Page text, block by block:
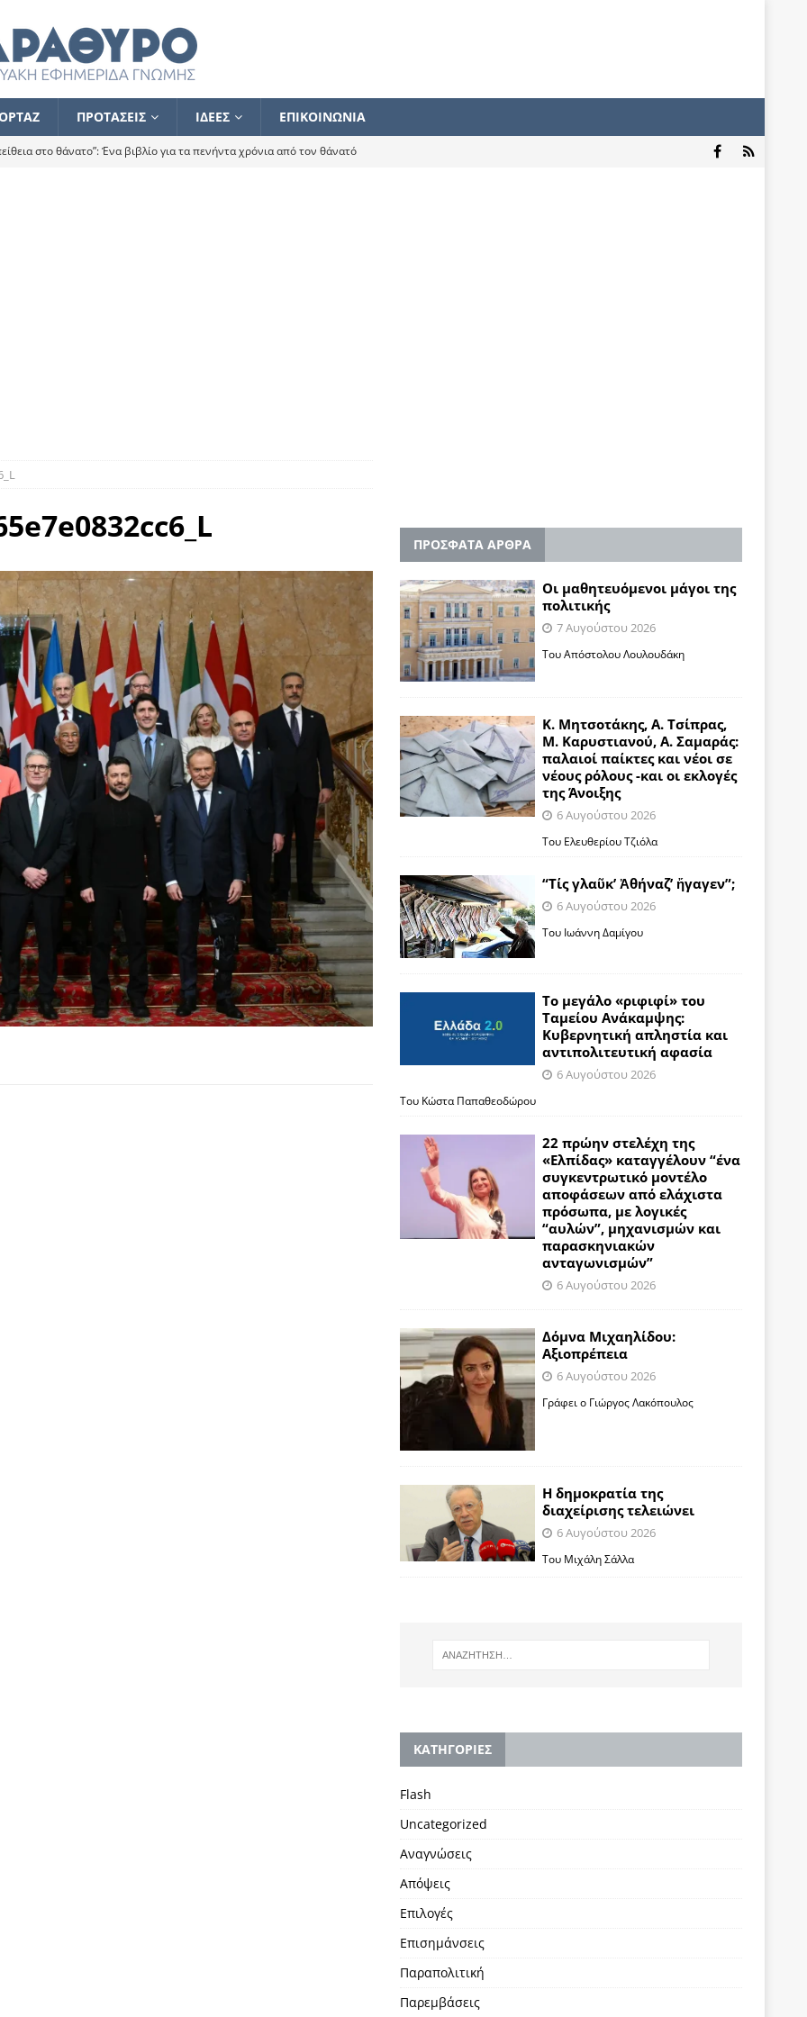
ΠΡΟΤΑΣΕΙΣ ΙΔΕΕΣ ΕΠΙΚΟΙΝΩΝΙΑ
στο θάνατο”: Ένα βιβλίο για τα πενήντα χρόνια από τον θάνατό
Ανάκαμψης: Κυβερνητική απληστία και αντιπολιτευτική αφασία
καταγγέλουν “ένα συγκεντρωτικό μοντέλο αποφάσεων από
και παρασκηνιακών ανταγωνισμών”
ΣΚΕΨΕΙΣ
ΠΡΟΒΟΛΕΣ
τελειώνει
ΠΑΡΕΜΒΑΣΕΙΣ
ΠΡΟΒΟΛΕΣ
ΑΝΑΓΝΩΣΕΙΣ
από τον Αντιδιαφωτισμό στον ψηφιακό Κοινωνικό Δαρβινισμό
βάζει τα χέρια της και βγάζει τα μάτια της
ΑΠΟΨΕΙΣ
ΗΠΑ-Σαουδικής Αραβίας
ΑΠΟΨΕΙΣ
το Σχέδιο Άτσεσον
ΑΠΟΨΕΙΣ
ΑΠΟΨΕΙΣ
ΠΡΟΒΟΛΕΣ
ΠΡΟΣΦΑΤΑ ΑΡΘΡΑ
Οι μαθητευόμενοι μάγοι της
πολιτικής
7 Αυγούστου 2026
Του Απόστολου Λουλουδάκη
Κ. Μητσοτάκης, Α. Τσίπρας,
Μ. Καρυστιανού, Α. Σαμαράς:
παλαιοί παίκτες και νέοι σε
νέους ρόλους -και οι εκλογές
της Άνοιξης
6 Αυγούστου 2026
Του Ελευθερίου Τζιόλα
“Τίς γλαῦκ’ Ἀθήναζ’ ἤγαγεν”;
6 Αυγούστου 2026
Του Ιωάννη Δαμίγου
Το μεγάλο «ριφιφί» του
Ταμείου Ανάκαμψης:
Κυβερνητική απληστία και
αντιπολιτευτική αφασία
6 Αυγούστου 2026
Του Κώστα Παπαθεοδώρου
22 πρώην στελέχη της
«Ελπίδας» καταγγέλουν “ένα
συγκεντρωτικό μοντέλο
αποφάσεων από ελάχιστα
πρόσωπα, με λογικές
“αυλών”, μηχανισμών και
παρασκηνιακών
ανταγωνισμών”
6 Αυγούστου 2026
Δόμνα Μιχαηλίδου:
Αξιοπρέπεια
6 Αυγούστου 2026
Γράφει ο Γιώργος Λακόπουλος
Η δημοκρατία της
διαχείρισης τελειώνει
6 Αυγούστου 2026
Του Μιχάλη Σάλλα
KΑΤΗΓΟΡΙΕΣ
Flash
Uncategorized
Αναγνώσεις
Απόψεις
Επιλογές
Επισημάνσεις
Παραπολιτική
Παρεμβάσεις